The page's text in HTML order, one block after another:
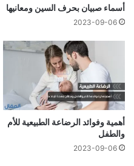
أسماء صبيان بحرف السين ومعانيها
2023-09-06
أهمية وفوائد الرضاعة الطبيعية للأم
والطفل
2023-09-06